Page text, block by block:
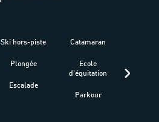
Ski hors-piste
Plongée
Escalade
Catamaran
Ecole
d'équitation
Parkour